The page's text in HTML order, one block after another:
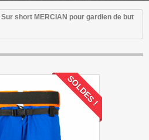
Sur short MERCIAN pour gardien de but
SOLDES !